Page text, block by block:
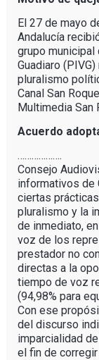
El 27 de mayo
Andalucía
grupo
Guadiaro
pluralismo
Canal San
Multimedia San
Acuerdo
………………. El
Consejo
informativos de
ciertas
pluralismo y la
de inmediato,
voz de los
prestador no
directas a la
tiempo de voz
(94,98% para
Con ese
del discurso
imparcialidad
el fin de